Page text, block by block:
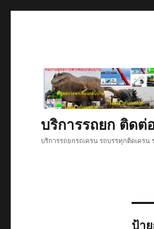
บริการรถยก ติด
บริการรถยกรถเครน รถบรรทุกติดเครน
ป้า